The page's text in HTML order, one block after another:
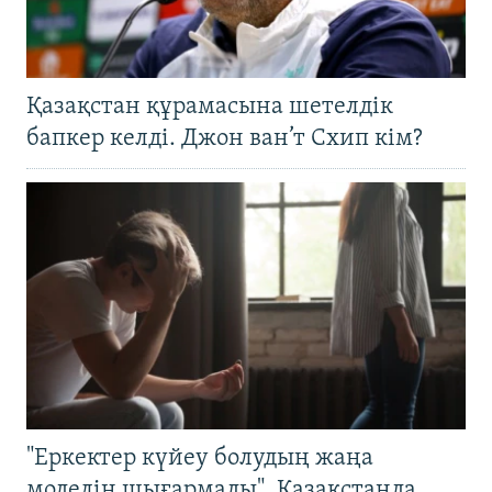
Қазақстан құрамасына шетелдік
бапкер келді. Джон ван’т Схип кім?
"Еркектер күйеу болудың жаңа